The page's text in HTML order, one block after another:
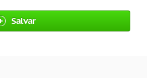
Salvar